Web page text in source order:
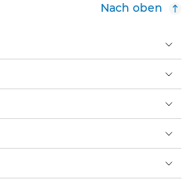
Nach oben